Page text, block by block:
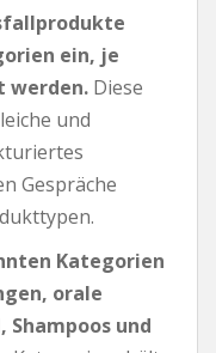
ein, je
werden. Diese
und
Gespräche
Kategorien
orale
und